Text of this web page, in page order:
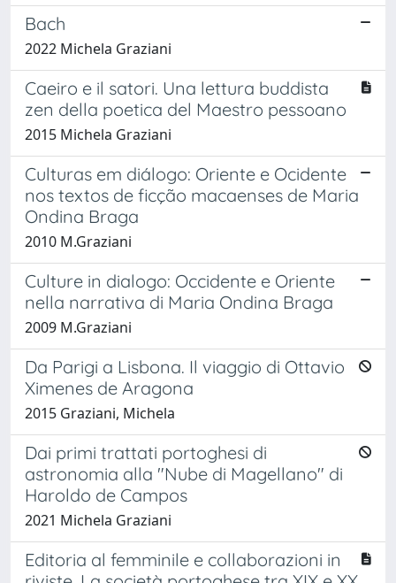
Bach
2022 Michela Graziani
Caeiro e il satori. Una lettura buddista
zen della poetica del Maestro pessoano
2015 Michela Graziani
Culturas em diálogo: Oriente e Ocidente
nos textos de ficção macaenses de Maria
Ondina Braga
2010 M.Graziani
Culture in dialogo: Occidente e Oriente
nella narrativa di Maria Ondina Braga
2009 M.Graziani
Da Parigi a Lisbona. Il viaggio di Ottavio
Ximenes de Aragona
2015 Graziani, Michela
Dai primi trattati portoghesi di
astronomia alla "Nube di Magellano" di
Haroldo de Campos
2021 Michela Graziani
Editoria al femminile e collaborazioni in